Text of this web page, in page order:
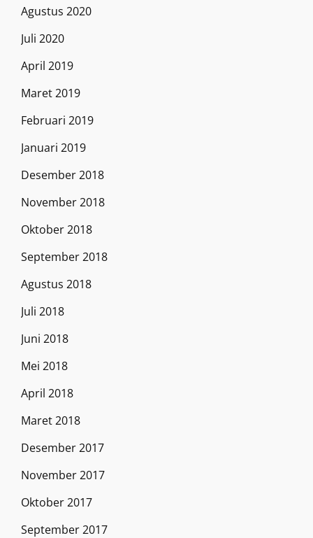
Agustus 2020
Juli 2020
April 2019
Maret 2019
Februari 2019
Januari 2019
Desember 2018
November 2018
Oktober 2018
September 2018
Agustus 2018
Juli 2018
Juni 2018
Mei 2018
April 2018
Maret 2018
Desember 2017
November 2017
Oktober 2017
September 2017